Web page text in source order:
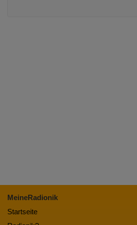
MeineRadionik
Startseite